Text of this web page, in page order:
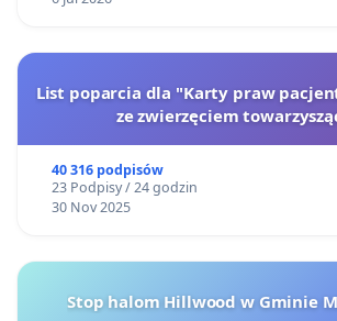
krakowskiej, który doprowadziłby
dewastacji gmin sąsiadujących z
Kraków-Myślenice nie jest żadną
szprychą systemu transportowego,
być wyprowadzona w optymalnym
krakowskiego ringu na południe.
kilometrowego ringu za cenę
miliardów złotych, kosztem
List poparcia dla "Karty praw
ze zwierzęciem
40 316 podpisów
23 Podpisy / 24 godzin
30 Nov 2025
Stop halom Hillwood w Gminie